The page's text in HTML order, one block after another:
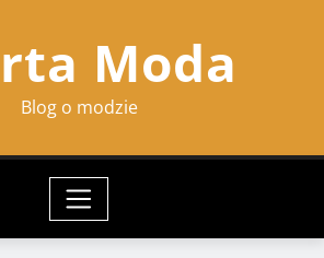
Moda
Blog o modzie